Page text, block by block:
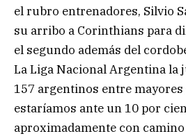
el rubro entrenadores, Silvio
su arribo a Corinthians para
el segundo además del
La Liga Nacional Argentina la
157 argentinos entre mayores
estaríamos ante un 10 por
aproximadamente con